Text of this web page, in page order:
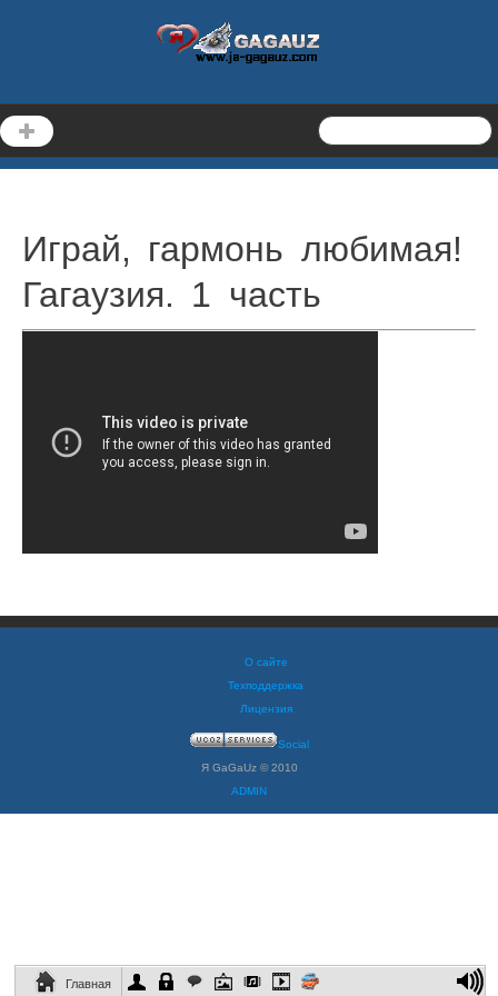
Играй, гармонь любимая!
Гагаузия. 1 часть
Главная
О сайте
Техподдержка
Лицензия
Social
Я GaGaUz © 2010
ADMIN